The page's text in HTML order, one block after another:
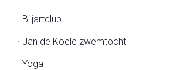
· Biljartclub
· Jan de Koele zwemtocht
· Yoga